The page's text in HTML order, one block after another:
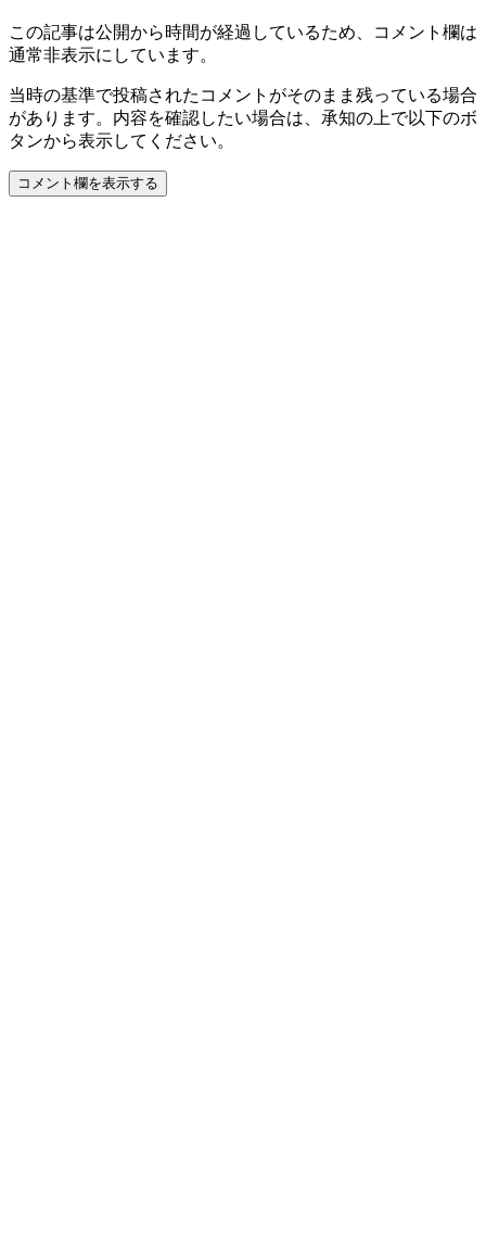
この記事は公開から時間が経過しているため、コメント欄は
通常非表示にしています。
当時の基準で投稿されたコメントがそのまま残っている場合
があります。内容を確認したい場合は、承知の上で以下のボ
タンから表示してください。
コメント欄を表示する